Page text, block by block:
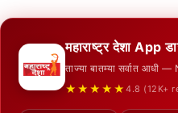
महाराष्ट्र देशा App
ताज्या बातम्या सर्वात
★★★★★ 4.8 (12K+